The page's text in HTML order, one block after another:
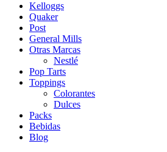
Kelloggs
Quaker
Post
General Mills
Otras Marcas
Nestlé
Pop Tarts
Toppings
Colorantes
Dulces
Packs
Bebidas
Blog